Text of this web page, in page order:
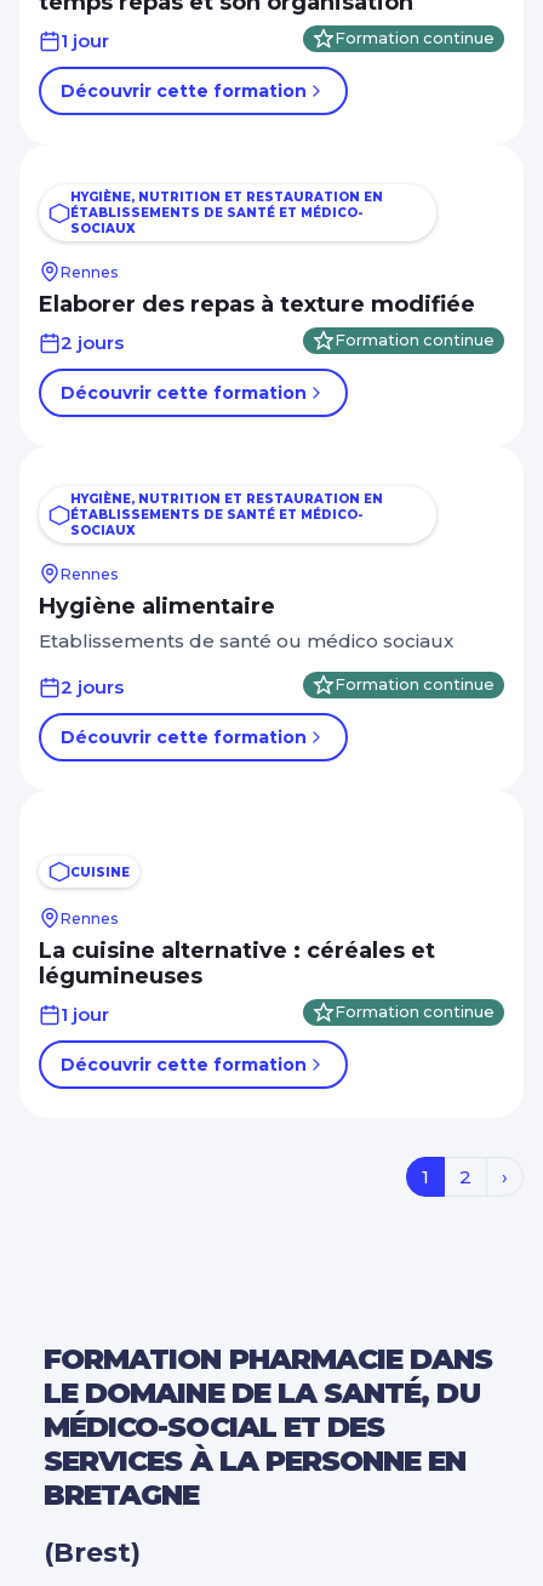
1 jour Formation continue
Découvrir cette formation
HYGIÈNE, NUTRITION ET RESTAURATION EN
ÉTABLISSEMENTS DE SANTÉ ET MÉDICO-
SOCIAUX
Rennes
Elaborer des repas à texture modifiée
2 jours Formation continue
Découvrir cette formation
HYGIÈNE, NUTRITION ET RESTAURATION EN
ÉTABLISSEMENTS DE SANTÉ ET MÉDICO-
SOCIAUX
Rennes
Hygiène alimentaire
Etablissements de santé ou médico sociaux
2 jours
Formation continue
Découvrir cette formation
CUISINE
Rennes
La cuisine alternative : céréales et
légumineuses
1 jour Formation continue
Découvrir cette formation
1 2 ›
FORMATION PHARMACIE DANS
LE DOMAINE DE LA SANTÉ, DU
MÉDICO-SOCIAL ET DES
SERVICES À LA PERSONNE EN
BRETAGNE
(Brest)